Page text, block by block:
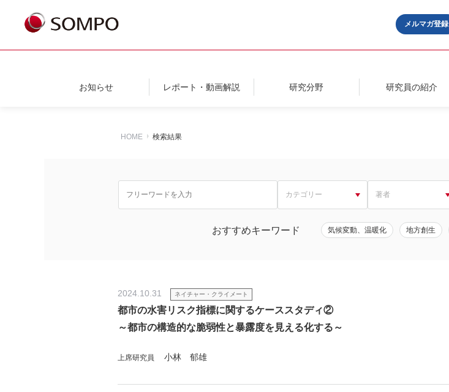
メルマガ登録
お知らせ レポート・動画解説 研究分野 研究員の紹介
HOME 検索結果
おすすめキーワード 気候変動、温暖化 地方創生
2024.10.31 ネイチャー・クライメート
都市の水害リスク指標に関するケーススタディ②
～都市の構造的な脆弱性と暴露度を見える化する～
上席研究員 小林 郁雄